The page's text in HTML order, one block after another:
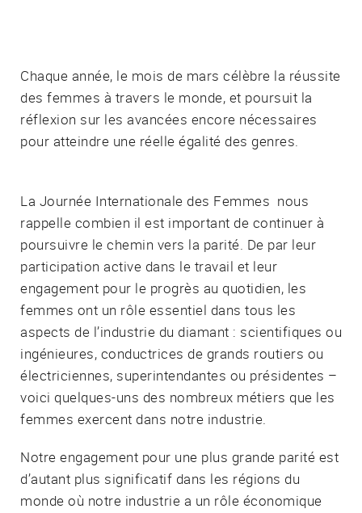
Chaque année, le mois de mars célèbre la réussite
des femmes à travers le monde, et poursuit la
réflexion sur les avancées encore nécessaires
pour atteindre une réelle égalité des genres.
La Journée Internationale des Femmes nous
rappelle combien il est important de continuer à
poursuivre le chemin vers la parité. De par leur
participation active dans le travail et leur
engagement pour le progrès au quotidien, les
femmes ont un rôle essentiel dans tous les
aspects de l’industrie du diamant : scientifiques ou
ingénieures, conductrices de grands routiers ou
électriciennes, superintendantes ou présidentes –
voici quelques-uns des nombreux métiers que les
femmes exercent dans notre industrie.
Notre engagement pour une plus grande parité est
d’autant plus significatif dans les régions du
monde où notre industrie a un rôle économique